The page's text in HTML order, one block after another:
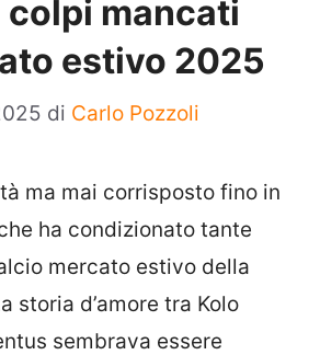
colpi mancati
estivo 2025
di Carlo Pozzoli
ma mai corrisposto fino in
ha condizionato tante
mercato estivo della
storia d’amore tra Kolo
sembrava essere